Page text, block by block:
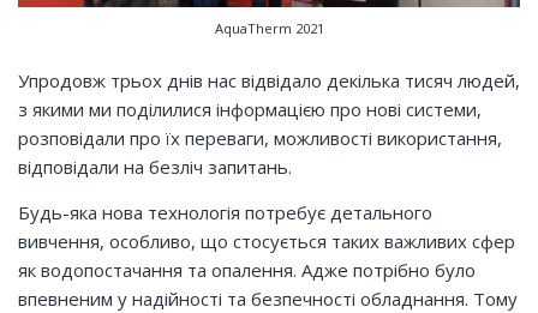
AquaTherm 2021
Упродовж трьох днів нас відвідало декілька тисяч людей,
з якими ми поділилися інформацією про нові системи,
розповідали про їх переваги, можливості використання,
відповідали на безліч запитань.
Будь-яка нова технологія потребує детального
вивчення, особливо, що стосується таких важливих сфер
як водопостачання та опалення. Адже потрібно було
впевненим у надійності та безпечності обладнання. Тому